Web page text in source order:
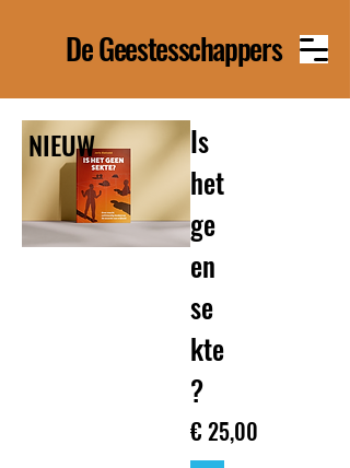
De Geestesschappers
NIEUW
Is
het
ge
en
se
kte
?
Prijs
€ 25,00